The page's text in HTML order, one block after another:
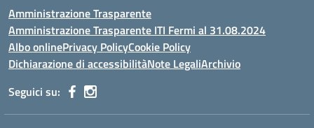
Amministrazione Trasparente
Amministrazione Trasparente ITI Fermi al 31.08.2024
Albo onlinePrivacy PolicyCookie Policy
Dichiarazione di accessibilitàNote LegaliArchivio
Seguici su: